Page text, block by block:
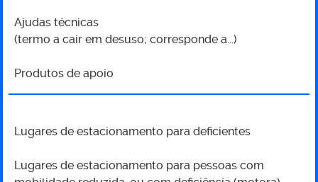
Ajudas técnicas
(termo a cair em desuso; corresponde a...)
Produtos de apoio
Lugares de estacionamento para deficientes
Lugares de estacionamento para pessoas com